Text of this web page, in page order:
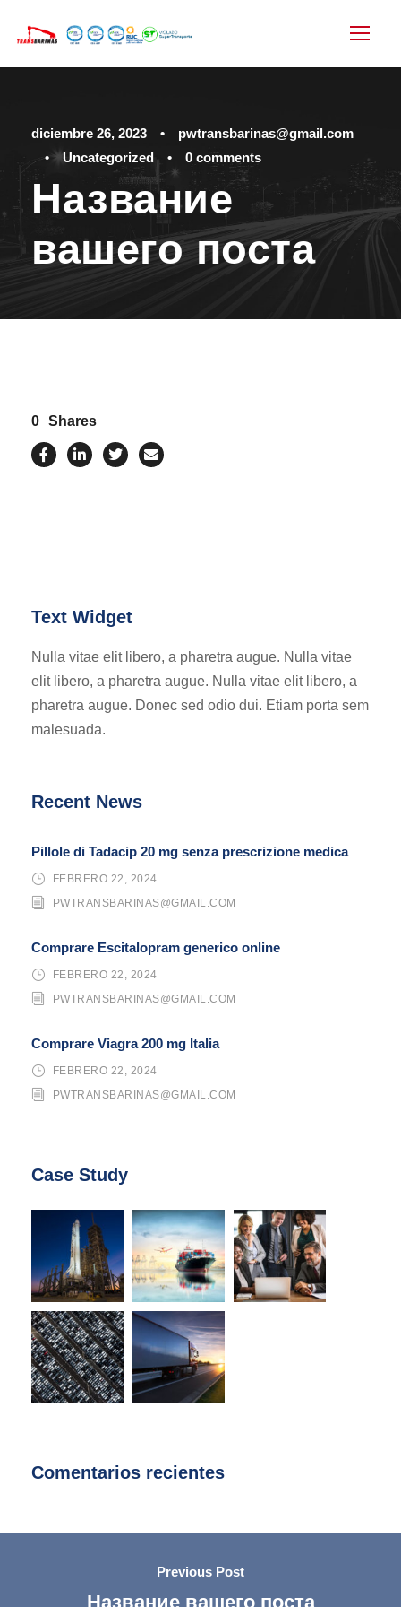
diciembre 26, 2023 •
pwtransbarinas@gmail.com
•
Uncategorized • 0 comments
Название
вашего поста
0 Shares
Text Widget
Nulla vitae elit libero, a pharetra augue. Nulla vitae
elit libero, a pharetra augue. Nulla vitae elit libero, a
pharetra augue. Donec sed odio dui. Etiam porta sem
malesuada.
Recent News
Pillole di Tadacip 20 mg senza prescrizione medica
FEBRERO 22, 2024
PWTRANSBARINAS@GMAIL.COM
Comprare Escitalopram generico online
FEBRERO 22, 2024
PWTRANSBARINAS@GMAIL.COM
Comprare Viagra 200 mg Italia
FEBRERO 22, 2024
PWTRANSBARINAS@GMAIL.COM
Case Study
Comentarios recientes
Previous Post
Название вашего поста